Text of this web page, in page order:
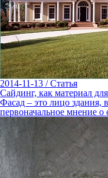
2014-11-13 / Статья
Сайдинг, как материал
Фасад – это лицо здания,
первоначальное мнение